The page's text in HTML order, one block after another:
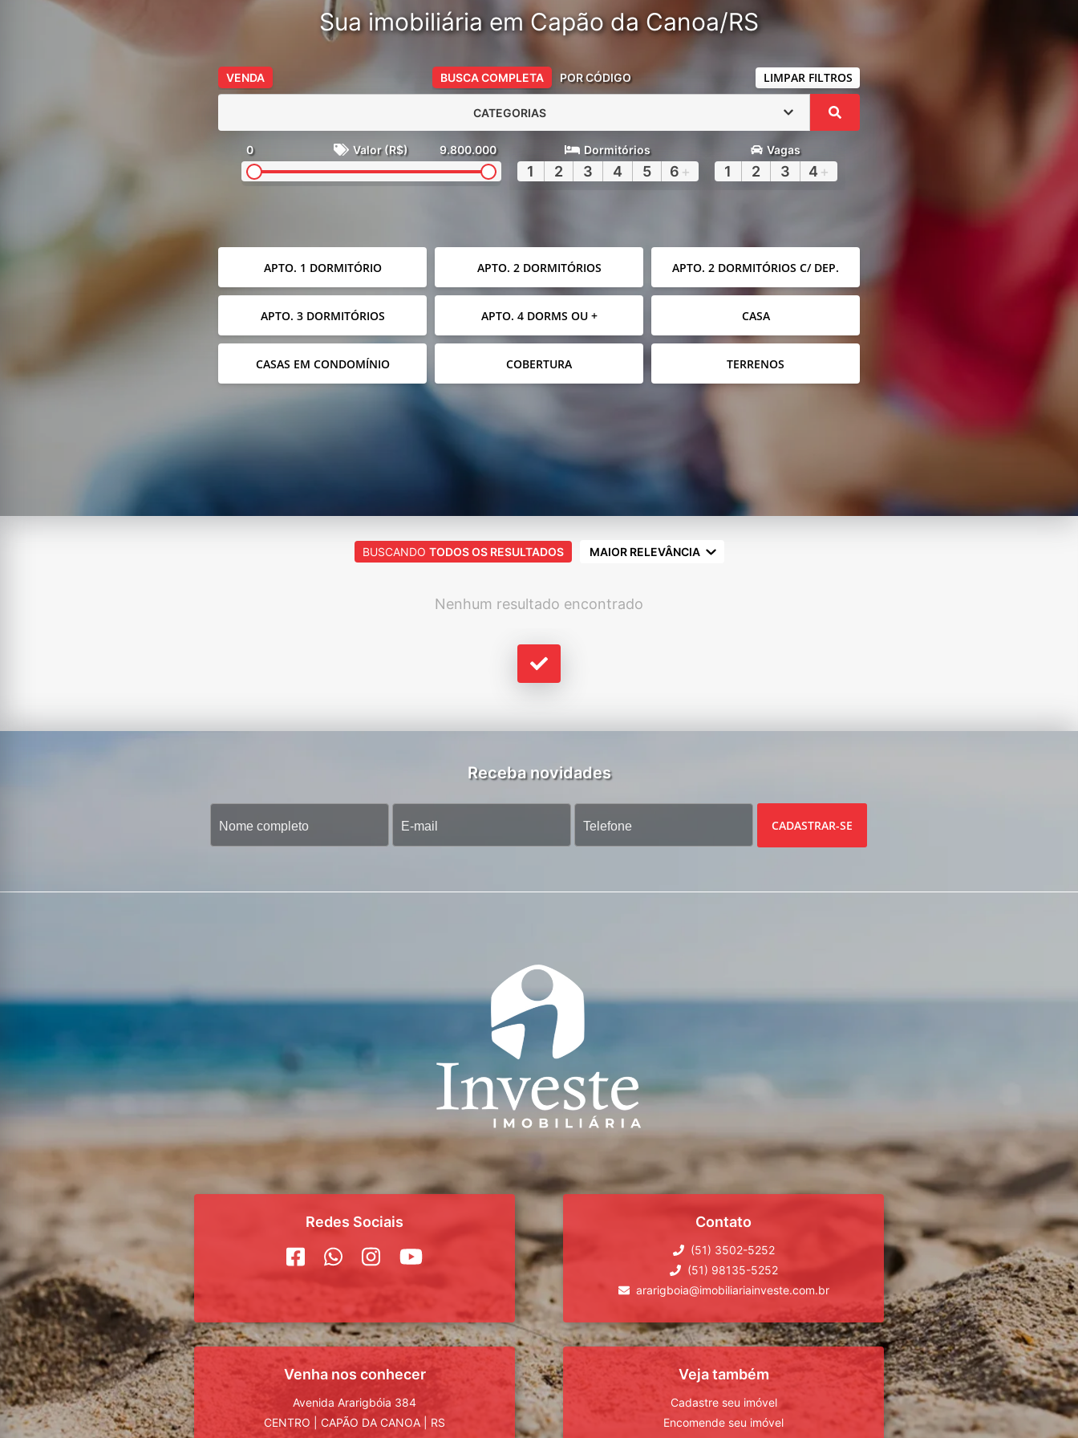
Sua imobiliária em Capão da Canoa/RS
VENDA BUSCA COMPLETA POR CÓDIGO LIMPAR FILTROS
CATEGORIAS
0 Valor (R$) 9.800.000 Dormitórios
1 2 3 4 5 6 +
Vagas
1 2 3 4 +
APTO. 1 DORMITÓRIO APTO. 2 DORMITÓRIOS APTO. 2 DORMITÓRIOS C/ DEP.
APTO. 3 DORMITÓRIOS APTO. 4 DORMS OU + CASA
CASAS EM CONDOMÍNIO COBERTURA TERRENOS
BUSCANDO TODOS OS RESULTADOS MAIOR RELEVÂNCIA
Nenhum resultado encontrado
Receba novidades
CADASTRAR-SE
Redes Sociais Contato
(51) 3502-5252
(51) 98135-5252
ararigboia@imobiliariainveste.com.br
Venha nos conhecer
Avenida Ararigbóia 384
CENTRO
CAPÃO DA CANOA
RS
Veja também
Cadastre seu imóvel
Encomende seu imóvel